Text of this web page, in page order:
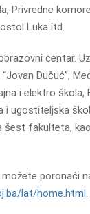
Privredne
Luka itd.
centar.
Dučuć”,
i elektro škola,
i ugostiteljska
šest fakulteta,
poronaći
lat/home.html.